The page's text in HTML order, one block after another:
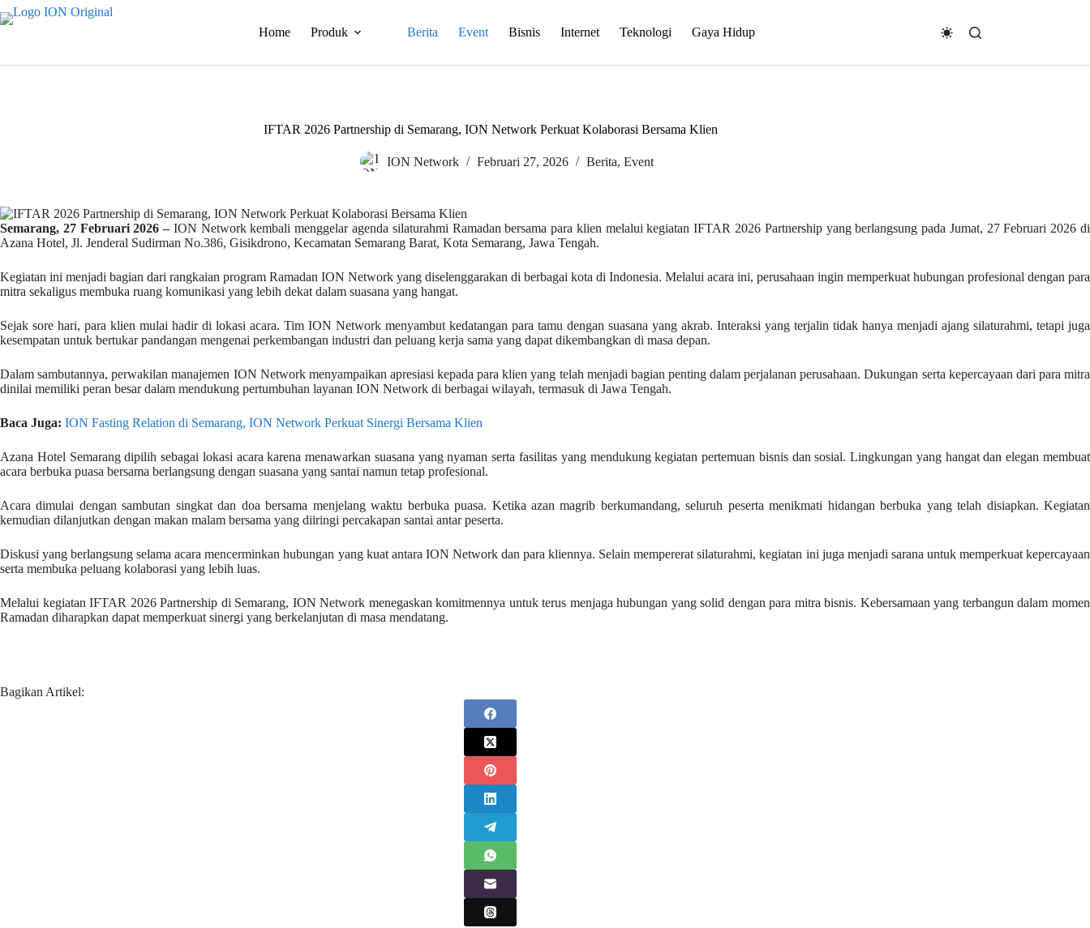
Skip
to
Home Produk Berita Event Bisnis Internet Teknologi Gaya Hidup
IFTAR 2026 Partnership di Semarang, ION Network Perkuat Kolaborasi Bersama Klien
ION Network Februari 27, 2026 Berita, Event
Semarang, 27 Februari 2026 –ION Network kembali menggelar agenda silaturahmi Ramadan bersama para klien melalui kegiatan IFTAR 2026 Partnership yang berlangsung pada Jumat, 27 Februari 2026 di
Azana Hotel, Jl. Jenderal Sudirman No.386, Gisikdrono, Kecamatan Semarang Barat, Kota Semarang, Jawa Tengah.
Kegiatan ini menjadi bagian dari rangkaian program Ramadan ION Network yang diselenggarakan di berbagai kota di Indonesia. Melalui acara ini, perusahaan ingin memperkuat hubungan profesional dengan para
mitra sekaligus membuka ruang komunikasi yang lebih dekat dalam suasana yang hangat.
Sejak sore hari, para klien mulai hadir di lokasi acara. Tim ION Network menyambut kedatangan para tamu dengan suasana yang akrab. Interaksi yang terjalin tidak hanya menjadi ajang silaturahmi, tetapi juga
kesempatan untuk bertukar pandangan mengenai perkembangan industri dan peluang kerja sama yang dapat dikembangkan di masa depan.
Dalam sambutannya, perwakilan manajemen ION Network menyampaikan apresiasi kepada para klien yang telah menjadi bagian penting dalam perjalanan perusahaan. Dukungan serta kepercayaan dari para mitra
dinilai memiliki peran besar dalam mendukung pertumbuhan layanan ION Network di berbagai wilayah, termasuk di Jawa Tengah.
Baca Juga: ION Fasting Relation di Semarang, ION Network Perkuat Sinergi Bersama Klien
Azana Hotel Semarang dipilih sebagai lokasi acara karena menawarkan suasana yang nyaman serta fasilitas yang mendukung kegiatan pertemuan bisnis dan sosial. Lingkungan yang hangat dan elegan membuat
acara berbuka puasa bersama berlangsung dengan suasana yang santai namun tetap profesional.
Acara dimulai dengan sambutan singkat dan doa bersama menjelang waktu berbuka puasa. Ketika azan magrib berkumandang, seluruh peserta menikmati hidangan berbuka yang telah disiapkan. Kegiatan
kemudian dilanjutkan dengan makan malam bersama yang diiringi percakapan santai antar peserta.
Diskusi yang berlangsung selama acara mencerminkan hubungan yang kuat antara ION Network dan para kliennya. Selain mempererat silaturahmi, kegiatan ini juga menjadi sarana untuk memperkuat kepercayaan
serta membuka peluang kolaborasi yang lebih luas.
Melalui kegiatan IFTAR 2026 Partnership di Semarang, ION Network menegaskan komitmennya untuk terus menjaga hubungan yang solid dengan para mitra bisnis. Kebersamaan yang terbangun dalam momen
Ramadan diharapkan dapat memperkuat sinergi yang berkelanjutan di masa mendatang.
Bagikan Artikel: